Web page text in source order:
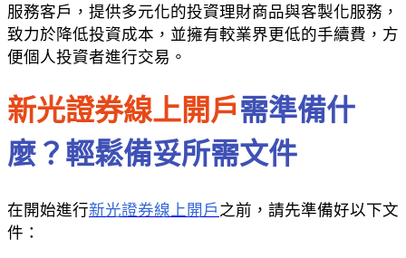
服務客戶，提供多元化的投資理財商品與客製化服務，
致力於降低投資成本，並擁有較業界更低的手續費，方
便個人投資者進行交易。
新光證券線上開戶需準備什
麼？輕鬆備妥所需文件
在開始進行新光證券線上開戶 之前，請先準備好以下文
件：